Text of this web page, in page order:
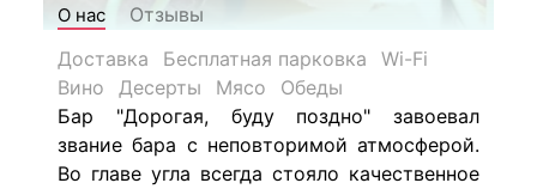
О нас
Отзывы
Доставка
Бесплатная парковка
Wi-Fi
Вино
Десерты Мясо
Обеды
Бар "Дорогая, буду поздно" завоевал
звание бара с неповторимой атмосферой.
Во главе угла всегда стояло качественное